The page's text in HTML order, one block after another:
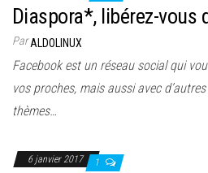
Diaspora*, libérez-vous
ParALDOLINUX
Facebook est un réseau social qui
vos proches, mais aussi avec
thèmes…
6 janvier 2017 1